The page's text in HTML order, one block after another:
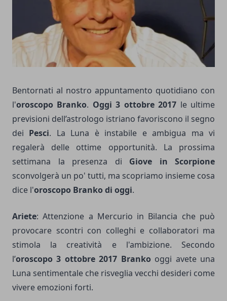
Bentornati al nostro appuntamento quotidiano con
l'oroscopo Branko. Oggi 3 ottobre 2017 le ultime
previsioni dell’astrologo istriano favoriscono il segno
dei Pesci. La Luna è instabile e ambigua ma vi
regalerà delle ottime opportunità. La prossima
settimana la presenza di Giove in Scorpione
sconvolgerà un po' tutti, ma scopriamo insieme cosa
dice l'oroscopo Branko di oggi.
Ariete: Attenzione a Mercurio in Bilancia che può
provocare scontri con colleghi e collaboratori ma
stimola la creatività e l'ambizione. Secondo
l’oroscopo 3 ottobre 2017 Branko oggi avete una
Luna sentimentale che risveglia vecchi desideri come
vivere emozioni forti.